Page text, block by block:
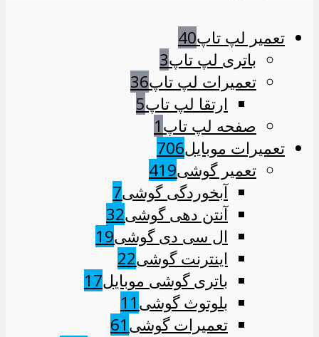
تعمیر لپ تاپ40
باتری لپ تاپ3
تعمیرات لپ تاپ36
ارتقا لپ تاپ5
صفحه لپ تاپ1
تعمیرات موبایل706
تعمیر گوشی419
آبخوردگی گوشی7
آنتن دهی گوشی32
ال سی دی گوشی19
اینترنت گوشی22
باتری گوشی موبایل17
بلوتوث گوشی11
تعمیرات گوشی61